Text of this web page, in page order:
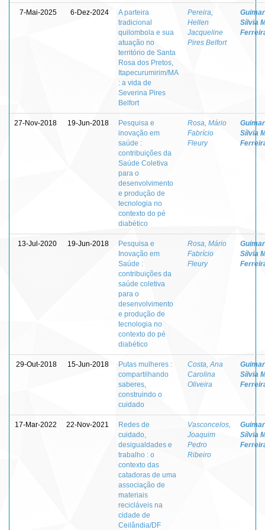
7-Mai-2025 6-Dez-2024
A parteira
tradicional
quilombola e sua
atuação no
território de Santa
Rosa dos Pretos,
Itapecurumirim/MA
: a vida de
Severina Pires
Belfort
Pereira,
Hellen
Jacqueline
Pires Belfort
Sílvia
27-Nov-2018 19-Jun-2018
Pesquisa e
inovação em
saúde :
contribuições da
Saúde Coletiva
para o
desenvolvimento
e produção de
tecnologia no
contexto do pé
diabético
Rosa, Mário
Fabrício
Fleury
Sílvia
13-Jul-2020 19-Jun-2018
Pesquisa e
Inovação em
Saúde :
contribuições da
saúde coletiva
para o
desenvolvimento
e produção de
tecnologia no
contexto do pé
diabético
Rosa, Mário
Fabrício
Fleury
Sílvia
29-Out-2018 15-Jun-2018
Putas mulheres :
compartilhando
saberes,
construindo o
cuidado
Costa, Ana
Carolina
Oliveira
Sílvia
17-Mar-2022 22-Nov-2021
Redes de
cuidado,
desigualdades e
trabalho : o
contexto das
catadoras de uma
associação de
materiais
recicláveis na
cidade de
Ceilândia/DF
Vasconcelos,
Joaquim
Pedro
Ribeiro
Sílvia